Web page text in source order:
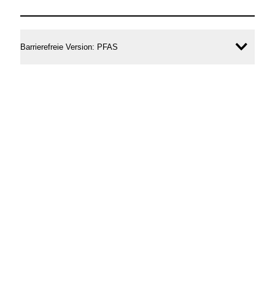
Barrierefreie Version: PFAS